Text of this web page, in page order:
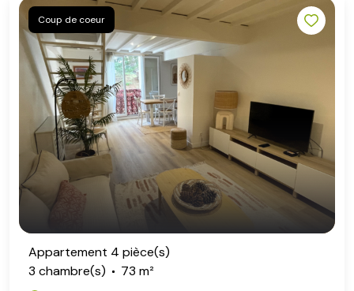
Coup de coeur
Appartement 4 pièce(s)
3 chambre(s)
73 m²